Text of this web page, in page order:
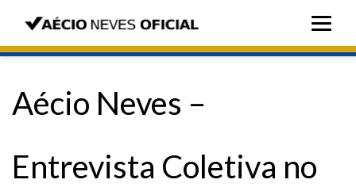
Aécio Neves –
Entrevista Coletiva no